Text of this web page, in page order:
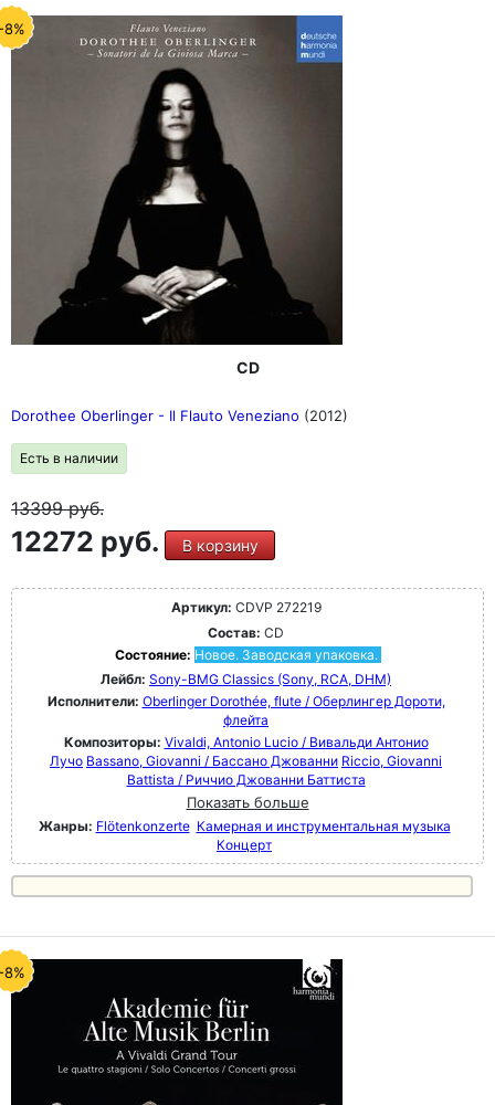
8%
CD
Dorothee Oberlinger - Il Flauto Veneziano (2012)
Есть в наличии
13399руб.
12272 руб. В корзину
Артикул: CDVP 272219
Состав: CD
Состояние: Новое. Заводская упаковка.
Лейбл: Sony-BMG Classics (Sony, RCA, DHM)
Исполнители: Oberlinger Dorothée, flute / Оберлингер Дороти,
флейта
Композиторы: Vivaldi, Antonio Lucio / Вивальди Антонио
Лучо Bassano, Giovanni / Бассано Джованни Riccio, Giovanni
Battista / Риччио Джованни Баттиста
Показать больше
Жанры: Flötenkonzerte Камерная и инструментальная музыка
Концерт
8%